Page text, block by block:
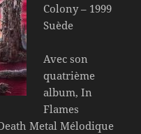
Colony – 1999
Suède
Avec son
quatrième
album, In
Flames
Metal Mélodique